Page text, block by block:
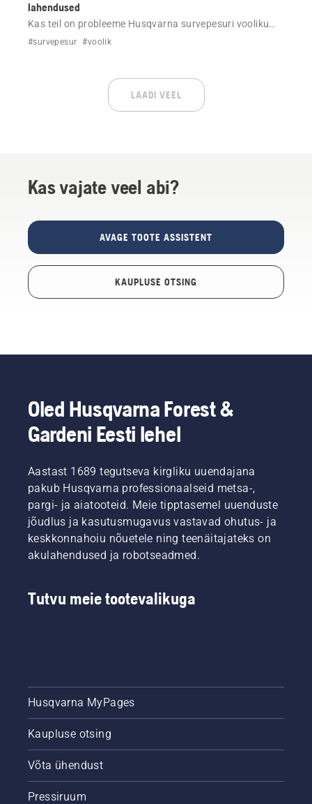
lahendused
Kas teil on probleeme Husqvarna survepesuri vooliku
väljatõmbamisega? Siit saate teada, millised on
lihtsate toimingutega lahendada.
#survepesur #voolik
LAADI VEEL
Kas vajate veel abi?
AVAGE TOOTE ASSISTENT
KAUPLUSE OTSING
Oled Husqvarna Forest &
Gardeni Eesti lehel
Aastast 1689 tegutseva kirgliku uuendajana
pakub Husqvarna professionaalseid metsa-,
pargi- ja aiatooteid. Meie tipptasemel uuenduste
jõudlus ja kasutusmugavus vastavad ohutus- ja
keskkonnahoiu nõuetele ning teenäitajateks on
akulahendused ja robotseadmed.
Tutvu meie tootevalikuga
Husqvarna MyPages
Kaupluse otsing
Võta ühendust
Pressiruum